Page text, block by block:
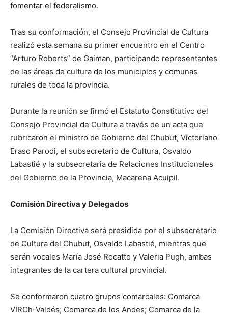
fomentar el federalismo.
Tras su conformación, el Consejo Provincial de Cultura
realizó esta semana su primer encuentro en el Centro
“Arturo Roberts” de Gaiman, participando representantes
de las áreas de cultura de los municipios y comunas
rurales de toda la provincia.
Durante la reunión se firmó el Estatuto Constitutivo del
Consejo Provincial de Cultura a través de un acta que
rubricaron el ministro de Gobierno del Chubut, Victoriano
Eraso Parodi, el subsecretario de Cultura, Osvaldo
Labastié y la subsecretaria de Relaciones Institucionales
del Gobierno de la Provincia, Macarena Acuipil.
Comisión Directiva y Delegados
La Comisión Directiva será presidida por el subsecretario
de Cultura del Chubut, Osvaldo Labastié, mientras que
serán vocales María José Rocatto y Valeria Pugh, ambas
integrantes de la cartera cultural provincial.
Se conformaron cuatro grupos comarcales: Comarca
VIRCh-Valdés; Comarca de los Andes; Comarca de la